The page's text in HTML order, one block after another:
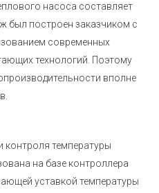
насоса составляет
был построен заказчиком с
современных
технологий. Поэтому
вполне
контроля температуры
на базе контроллера
уставкой температуры